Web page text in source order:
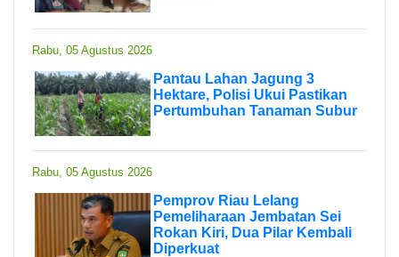
Rabu, 05 Agustus 2026
Pantau Lahan Jagung 3
Hektare, Polisi Ukui Pastikan
Pertumbuhan Tanaman Subur
Rabu, 05 Agustus 2026
Pemprov Riau Lelang
Pemeliharaan Jembatan Sei
Rokan Kiri, Dua Pilar Kembali
Diperkuat